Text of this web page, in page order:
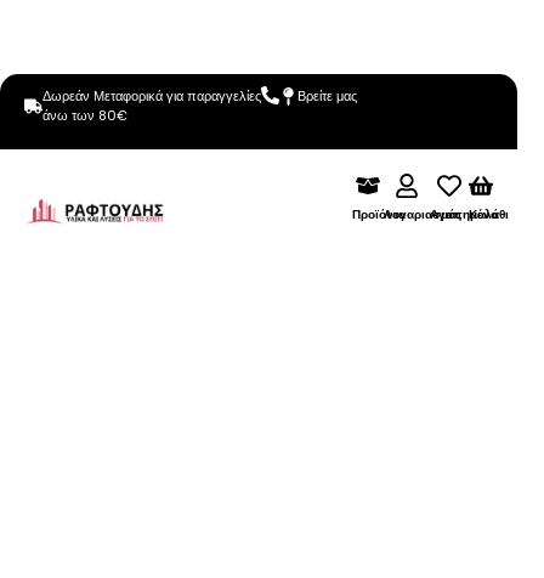
Δωρεάν Μεταφορικά για παραγγελίες
άνω των 80€
Βρείτε μας
ΠροϊόνταΛογαριασμόςΑγαπημένα
Καλάθι